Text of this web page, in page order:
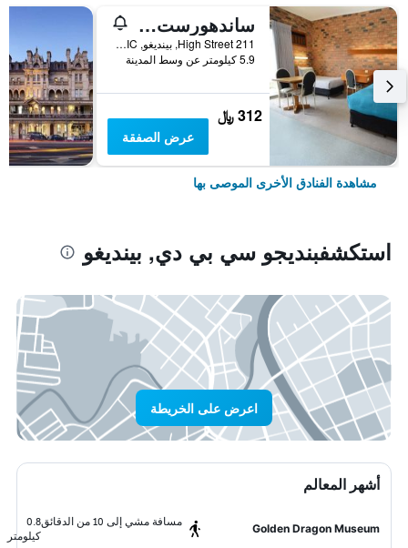
ساندهورست موتور إن بينديجو
211 High Street, بينديغو, VIC, أستراليا
5.9 كيلومتر عن وسط المدينة
312 ﷼
عرض الصفقة
مشاهدة الفنادق الأخرى الموصى بها
استكشفبنديجو سي بي دي, بينديغو
اعرض على الخريطة
أشهر المعالم
Golden Dragon Museum
مسافة مشي إلى 10 من الدقائق
0.8
كيلومتر